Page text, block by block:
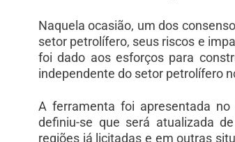
Naquela ocasião, um dos
setor petrolífero, seus riscos e
foi dado aos esforços para
independente do setor petrolífero
A ferramenta foi apresentada
definiu-se que será atualizada
regiões já licitadas e em outras